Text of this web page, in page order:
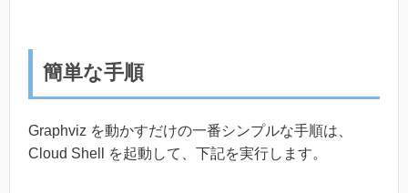
簡単な手順
Graphviz を動かすだけの一番シンプルな手順は、
Cloud Shell を起動して、下記を実行します。